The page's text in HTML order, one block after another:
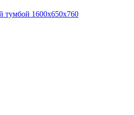
тумбой 1600х650х760